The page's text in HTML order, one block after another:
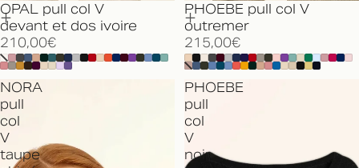
OPAL pull col V
devant et dos ivoire
210,00€
PHOEBE pull col V
outremer
215,00€
NORA
pull
col
V
taupe
PHOEBE
pull
col
V
noir